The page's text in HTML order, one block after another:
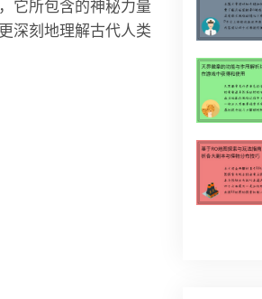
它所包含的神秘力量
深刻地理解古代人类